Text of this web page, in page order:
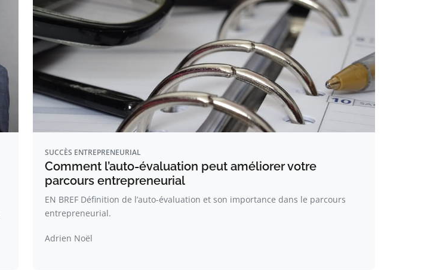
SUCCÈS ENTREPRENEURIAL
Comment l’auto-évaluation peut améliorer votre
parcours entrepreneurial
EN BREF Définition de l’auto-évaluation et son importance dans le parcours
entrepreneurial.
Adrien Noël